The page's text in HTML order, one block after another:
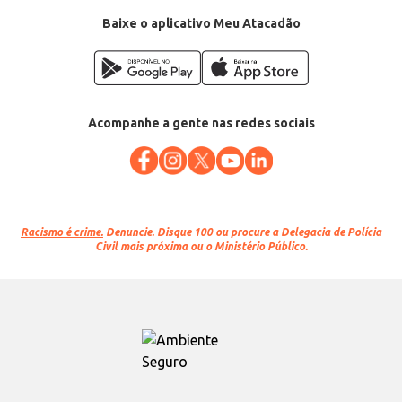
Baixe o aplicativo Meu Atacadão
Acompanhe a gente nas redes sociais
Racismo é crime. Denuncie. Disque 100 ou procure a Delegacia de Polícia
Civil mais próxima ou o Ministério Público.